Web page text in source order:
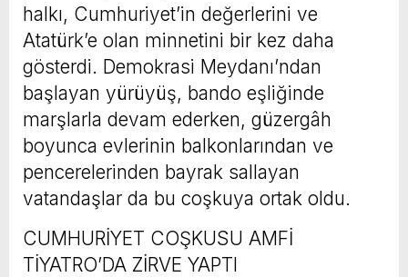
halkı, Cumhuriyet’in değerlerini ve
Atatürk’e olan minnetini bir kez daha
gösterdi. Demokrasi Meydanı’ndan
başlayan yürüyüş, bando eşliğinde
marşlarla devam ederken, güzergâh
boyunca evlerinin balkonlarından ve
pencerelerinden bayrak sallayan
vatandaşlar da bu coşkuya ortak oldu.
CUMHURİYET COŞKUSU AMFİ
TİYATRO’DA ZİRVE YAPTI